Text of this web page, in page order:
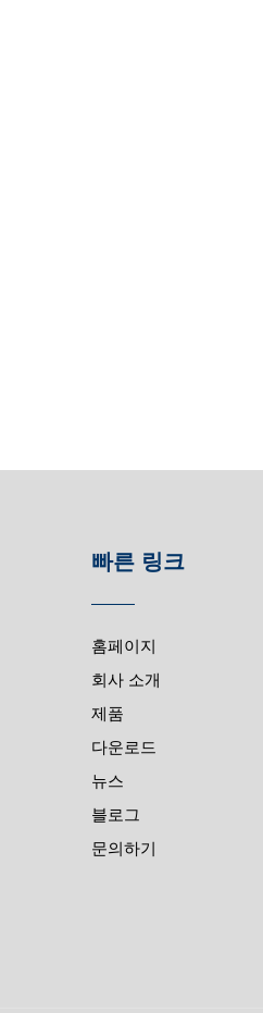
빠른 링크
홈페이지
회사 소개
제품
다운로드
뉴스
블로그
문의하기